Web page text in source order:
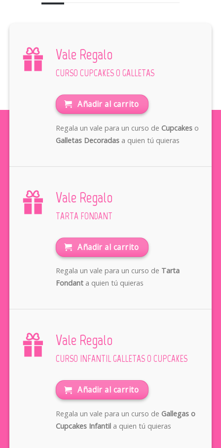
Vale Regalo
CURSO CUPCAKES O GALLETAS
Añadir al carrito
Regala un vale para un curso de Cupcakeso
Galletas Decoradasa quien tú quieras
Vale Regalo
TARTA FONDANT
Añadir al carrito
Regala un vale para un curso de Tarta
Fondanta quien tú quieras
Vale Regalo
CURSO INFANTIL GALLETAS O CUPCAKES
Añadir al carrito
Regala un vale para un curso de Gallegas o
Cupcakes Infantila quien tú quieras